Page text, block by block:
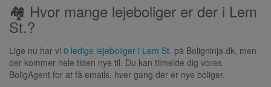
🏘 Hvor mange lejeboliger er der i Lem
St.?
Lige nu har vi 0 ledige lejeboliger i Lem St. på Boligninja.dk, men
der kommer hele tiden nye til. Du kan tilmelde dig vores
BoligAgent for at få emails, hver gang der er nye boliger.